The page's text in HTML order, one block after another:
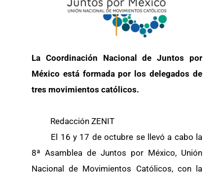
La Coordinación Nacional de Juntos por
México está formada por los delegados de
tres movimientos católicos.
Redacción ZENIT
El 16 y 17 de octubre se llevó a cabo la
8ª Asamblea de Juntos por México, Unión
Nacional de Movimientos Católicos, con la